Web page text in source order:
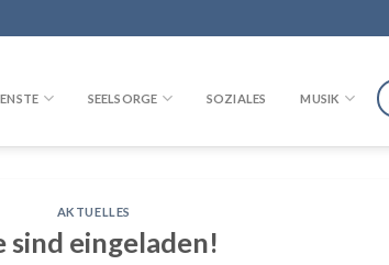
SEELSORGE SOZIALES MUSIK
AKTUELLES
sind eingeladen!